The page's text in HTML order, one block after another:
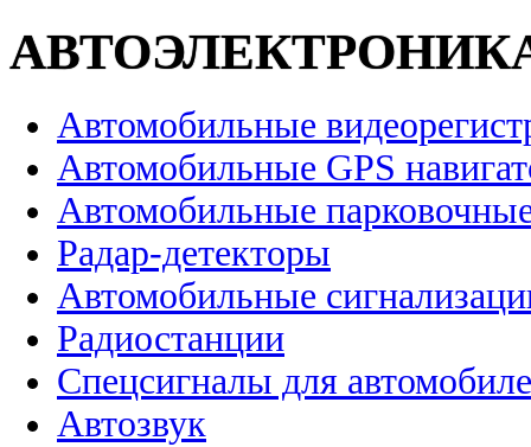
Автомобильные
Автомобильные GPS
Автомобильные
Радар-детекторы
Автомобильные
Радиостанции
Спецсигналы для
Автозвук